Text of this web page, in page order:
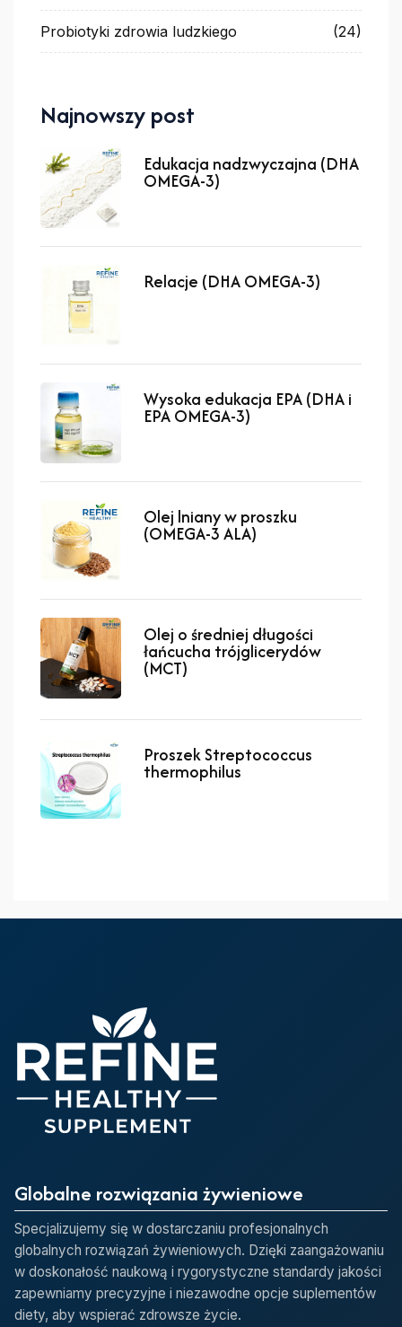
Probiotyki zdrowia ludzkiego (24)
Najnowszy post
Edukacja nadzwyczajna (DHA
OMEGA-3)
Relacje (DHA OMEGA-3)
Wysoka edukacja EPA (DHA i
EPA OMEGA-3)
Olej lniany w proszku
(OMEGA-3 ALA)
Olej o średniej długości
łańcucha trójglicerydów
(MCT)
Proszek Streptococcus
thermophilus
Globalne rozwiązania żywieniowe
Specjalizujemy się w dostarczaniu profesjonalnych
globalnych rozwiązań żywieniowych. Dzięki zaangażowaniu
w doskonałość naukową i rygorystyczne standardy jakości
zapewniamy precyzyjne i niezawodne opcje suplementów
diety, aby wspierać zdrowsze życie.